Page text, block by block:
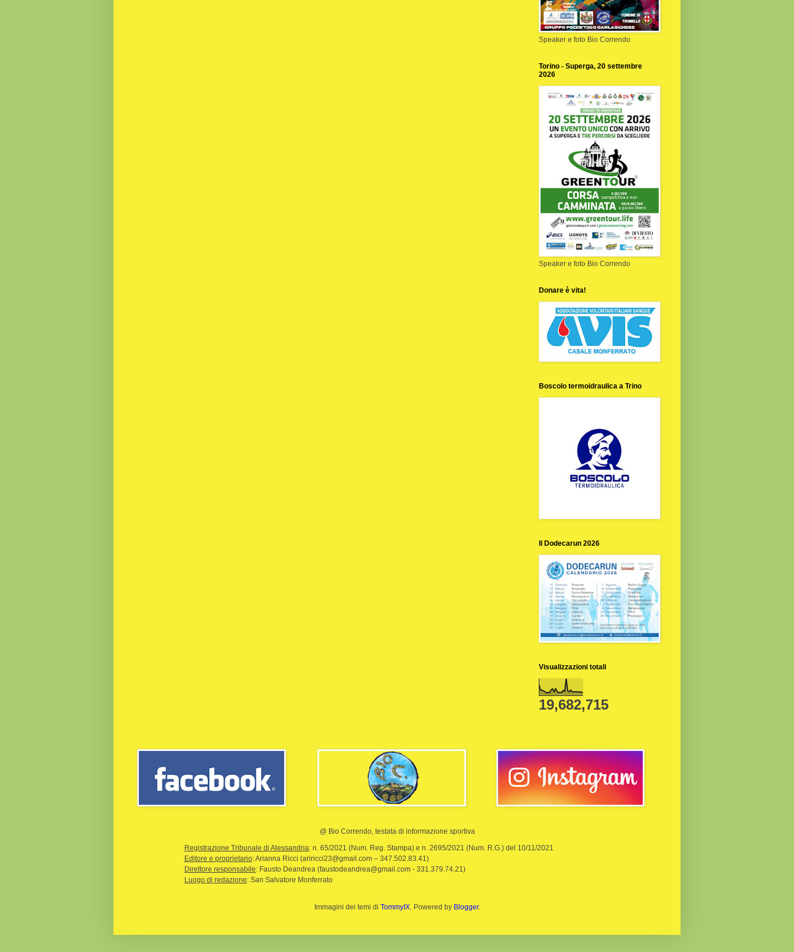
Speaker e foto Bio Correndo
Torino - Superga, 20 settembre
2026
Speaker e foto Bio Correndo
Donare è vita!
Boscolo termoidraulica a Trino
Il Dodecarun 2026
Visualizzazioni totali
19,682,715
@ Bio Correndo, testata di informazione sportiva
Registrazione Tribunale di Alessandria: n. 65/2021 (Num. Reg. Stampa) e n. 2695/2021 (Num. R.G.) del 10/11/2021
Editore e proprietario: Arianna Ricci (ariricci23@gmail.com – 347.502.83.41)
Direttore responsabile: Fausto Deandrea (faustodeandrea@gmail.com - 331.379.74.21)
Luogo di redazione: San Salvatore Monferrato
Immagini dei temi di TommyIX. Powered by Blogger.